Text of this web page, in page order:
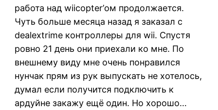
работа над wiicopter’ом продолжается.
Чуть больше месяца назад я заказал с
dealextrime контроллеры для wii. Спустя
ровно 21 день они приехали ко мне. По
внешнему виду мне очень понравился
нунчак прям из рук выпускать не хотелось,
думал если получится подключить к
ардуйне закажу ещё один. Но хорошо…